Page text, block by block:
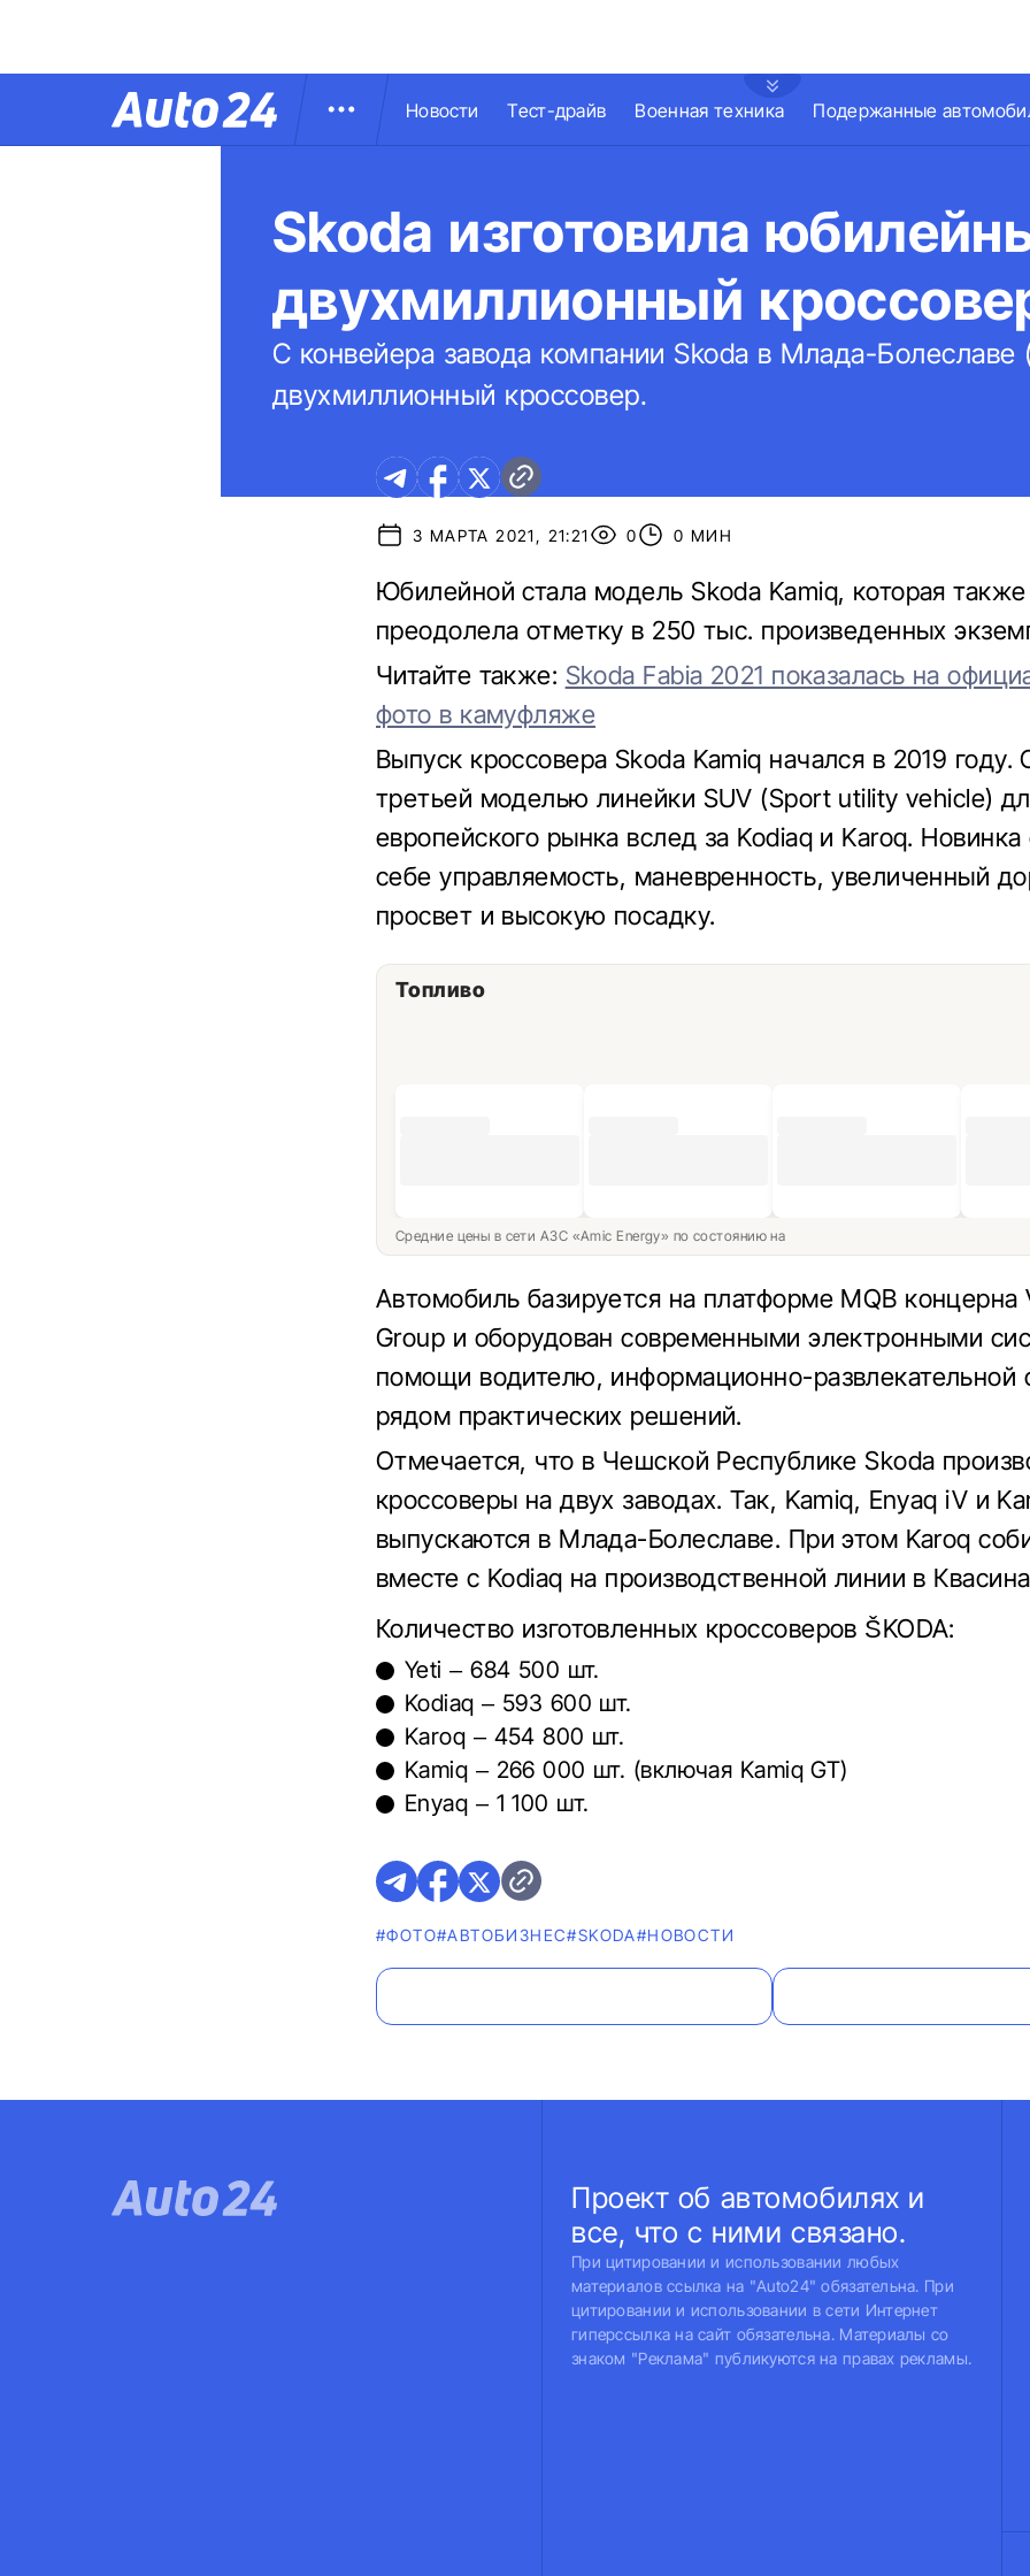
Новости Тест-драйв Военная техника Подержанные
Skoda изготовила
двухмиллионный
С конвейера завода компании Skoda в Млада-
двухмиллионный кроссовер.
3 МАРТА 2021, 21:21 0 0 МИН
Юбилейной стала модель Skoda Kamiq, которая также
преодолела отметку в 250 тыс. произведенных
Читайте также: Skoda Fabia 2021 показалась на
фото в камуфляже
Выпуск кроссовера Skoda Kamiq начался в 2019 году.
третьей моделью линейки SUV (Sport utility vehicle)
европейского рынка вслед за Kodiaq и Karoq. Новинка
себе управляемость, маневренность, увеличенный
просвет и высокую посадку.
Топливо
Средние цены в сети АЗС «Amic Energy» по состоянию на
Автомобиль базируется на платформе MQB концерна
Group и оборудован современными электронными
помощи водителю, информационно-развлекательной
рядом практических решений.
Отмечается, что в Чешской Республике Skoda
кроссоверы на двух заводах. Так, Kamiq, Enyaq iV и
выпускаются в Млада-Болеславе. При этом Karoq
вместе с Kodiaq на производственной линии в
Количество изготовленных кроссоверов ŠKODA:
Yeti – 684 500 шт.
Kodiaq – 593 600 шт.
Karoq – 454 800 шт.
Kamiq – 266 000 шт. (включая Kamiq GT)
Enyaq – 1 100 шт.
#ФОТО#AВТОБИЗНЕС#SKODA#НОВОСТИ
Проект об автомобилях и
все, что с ними связано.
При цитировании и использовании любых
материалов ссылка на "Auto24" обязательна. При
цитировании и использовании в сети Интернет
гиперссылка на сайт обязательна. Материалы со
знаком "Реклама" публикуются на правах рекламы.